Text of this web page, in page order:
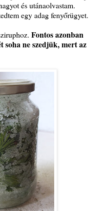
és utánaolvastam.
egy adag fenyőrügyet.
Fontos azonban
soha ne szedjük, mert az